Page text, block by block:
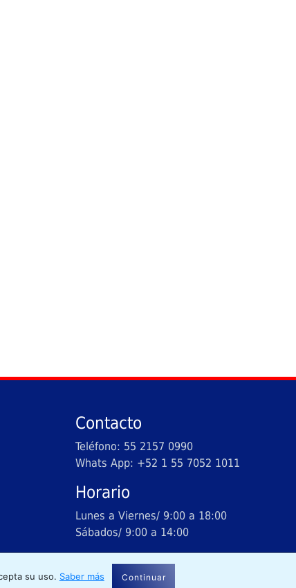
Contacto
Teléfono: 55 2157 0990
Whats App: +52 1 55 7052 1011
Horario
Lunes a Viernes/ 9:00 a 18:00
Sábados/ 9:00 a 14:00
su uso. Saber más Continuar